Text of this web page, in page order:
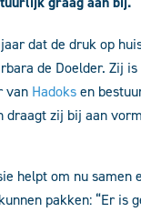
dat de druk op
de Doelder. Zij
van Hadoksen
draagt zij bij aan
helpt om nu samen
pakken: “Er is